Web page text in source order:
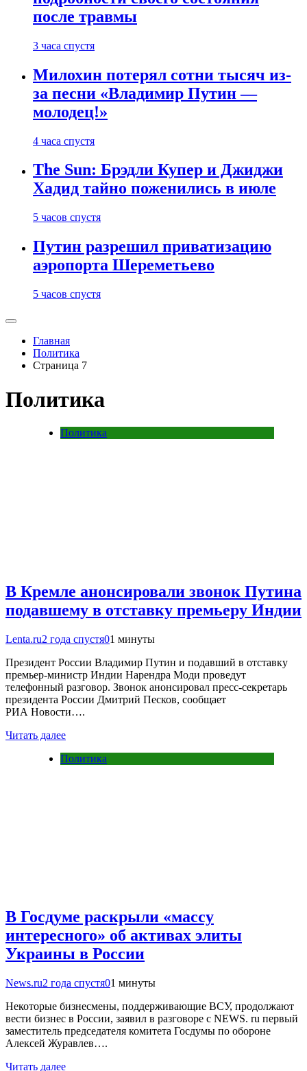
после травмы
3 часа спустя
Милохин потерял сотни тысяч из-
за песни «Владимир Путин —
молодец!»
4 часа спустя
The Sun: Брэдли Купер и Джиджи
Хадид тайно поженились в июле
5 часов спустя
Путин разрешил приватизацию
аэропорта Шереметьево
5 часов спустя
Главная
Политика
Страница 7
Политика
Политика
В Кремле анонсировали звонок Путина
подавшему в отставку премьеру Индии
Lenta.ru2 года спустя01 минуты
Президент России Владимир Путин и подавший в отставку
премьер-министр Индии Нарендра Моди проведут
телефонный разговор. Звонок анонсировал пресс-секретарь
президента России Дмитрий Песков, сообщает
РИА Новости….
Читать далее
Политика
В Госдуме раскрыли «массу
интересного» об активах элиты
Украины в России
News.ru2 года спустя01 минуты
Некоторые бизнесмены, поддерживающие ВСУ, продолжают
вести бизнес в России, заявил в разговоре с NEWS. ru первый
заместитель председателя комитета Госдумы по обороне
Алексей Журавлев….
Читать далее